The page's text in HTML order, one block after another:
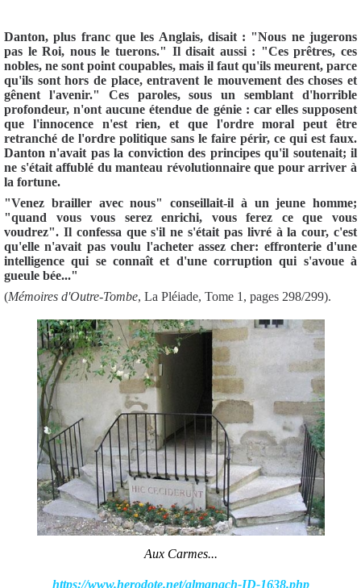
Danton, plus franc que les Anglais, disait : "Nous ne jugerons
pas le Roi, nous le tuerons." Il disait aussi : "Ces prêtres, ces
nobles, ne sont point coupables, mais il faut qu'ils meurent, parce
qu'ils sont hors de place, entravent le mouvement des choses et
gênent l'avenir." Ces paroles, sous un semblant d'horrible
profondeur, n'ont aucune étendue de génie : car elles supposent
que l'innocence n'est rien, et que l'ordre moral peut être
retranché de l'ordre politique sans le faire périr, ce qui est faux.
Danton n'avait pas la conviction des principes qu'il soutenait; il
ne s'était affublé du manteau révolutionnaire que pour arriver à
la fortune.
"Venez brailler avec nous" conseillait-il à un jeune homme;
"quand vous vous serez enrichi, vous ferez ce que vous
voudrez". Il confessa que s'il ne s'était pas livré à la cour, c'est
qu'elle n'avait pas voulu l'acheter assez cher: effronterie d'une
intelligence qui se connaît et d'une corruption qui s'avoue à
gueule bée..."
(Mémoires d'Outre-Tombe, La Pléiade, Tome 1, pages 298/299).
Aux Carmes...
https://www.herodote.net/almanach-ID-1638.php